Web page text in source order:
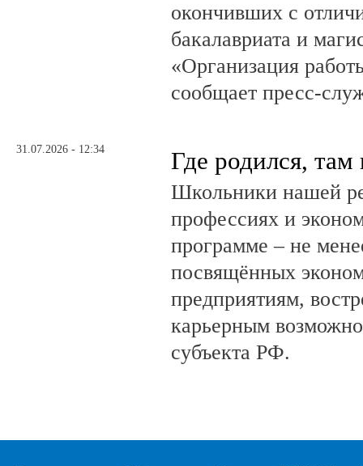
окончивших с
бакалавриата и
«Организация
сообщает пресс-
31.07.2026 - 12:34 Где родился, там
Школьники нашей
профессиях и
программе – не
посвящённых
предприятиям,
карьерным
субъекта РФ.